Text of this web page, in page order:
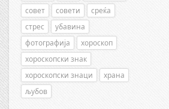
совет
совети
среќа
стрес
убавина
фотографија
хороскоп
хороскопски знак
хороскопски знаци
храна
љубов